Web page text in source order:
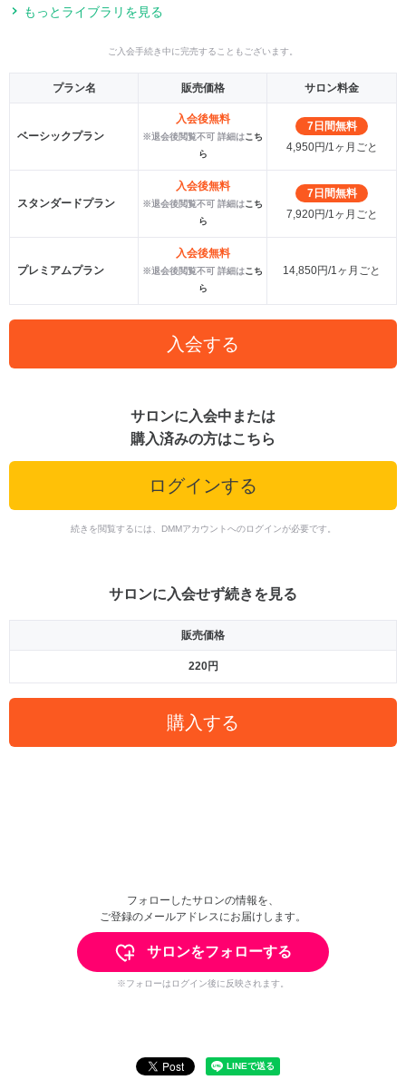
もっとライブラリを見る
ご入会手続き中に完売することもございます。
プラン名 販売価格 サロン料金
ベーシックプラン
入会後無料
※退会後閲覧不可 詳細はこち
ら
7日間無料
4,950円/1ヶ月ごと
スタンダードプラン
入会後無料
※退会後閲覧不可 詳細はこち
ら
7日間無料
7,920円/1ヶ月ごと
プレミアムプラン
入会後無料
※退会後閲覧不可 詳細はこち
ら
14,850円/1ヶ月ごと
入会する
サロンに入会中または
購入済みの方はこちら
ログインする
続きを閲覧するには、DMMアカウントへのログインが必要です。
サロンに入会せず続きを見る
販売価格
220円
購入する
フォローしたサロンの情報を、
ご登録のメールアドレスにお届けします。
サロンをフォローする
※フォローはログイン後に反映されます。